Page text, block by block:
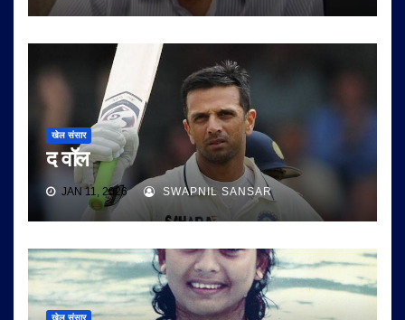
खेल संसार
द वॉल
JAN 11, 2026 SWAPNIL SANSAR